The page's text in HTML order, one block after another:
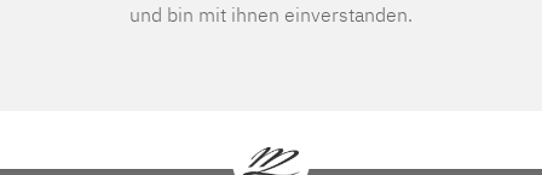
und bin mit ihnen einverstanden.